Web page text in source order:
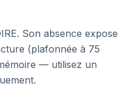
Son absence expose
(plafonnée à 75
— utilisez un